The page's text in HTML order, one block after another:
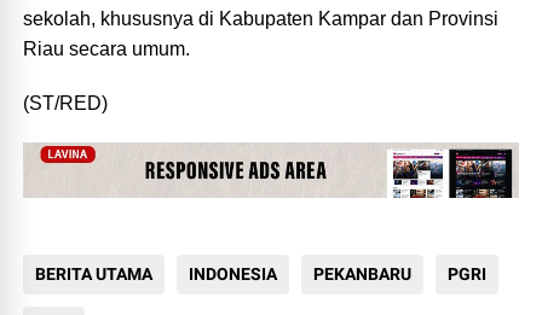
sekolah, khususnya di Kabupaten Kampar dan Provinsi
Riau secara umum.
(ST/RED)
BERITA UTAMA INDONESIA PEKANBARU PGRI